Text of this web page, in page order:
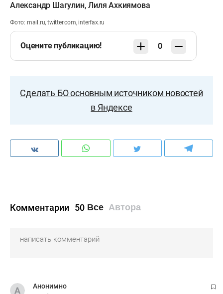
Александр Шагулин,Лиля Ахкиямова
Фото: mail.ru, twitter.com, interfax.ru
Оцените публикацию! 0
Сделать БО основным источником новостей
в Яндексе
Комментарии 50 Все Автора
Анонимно